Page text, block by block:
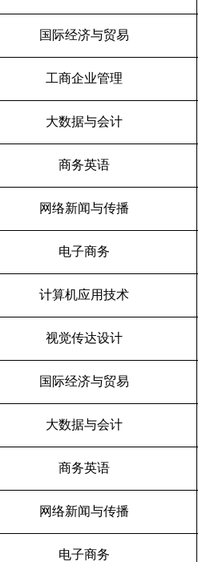
国际经济与贸易
工商企业管理
大数据与会计
商务英语
网络新闻与传播
电子商务
计算机应用技术
视觉传达设计
国际经济与贸易
大数据与会计
商务英语
网络新闻与传播
电子商务